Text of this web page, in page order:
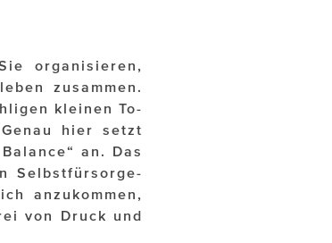
organisieren,
zusammen.
kleinen To-
hier setzt
an. Das
Selbstfürsorge-
anzukommen,
von Druck und